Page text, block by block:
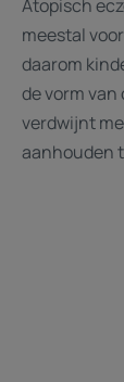
Atopisch
meestal
daarom
de vorm
verdwijnt
aanhouden